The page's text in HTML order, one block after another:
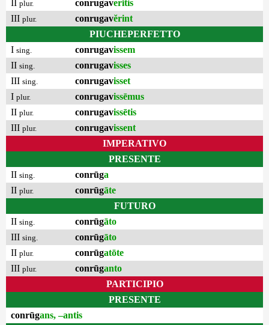
plur. conrugaverĭtis
III plur. conrugavĕrint
PIUCHEPERFETTO
I sing. conrugavissem
II sing. conrugavisses
III sing. conrugavisset
I plur. conrugavissēmus
II plur. conrugavissētis
III plur. conrugavissent
IMPERATIVO
PRESENTE
II sing. conrūga
II plur. conrūgāte
FUTURO
II sing. conrūgāto
III sing. conrūgāto
II plur. conrūgatōte
III plur. conrūganto
PARTICIPIO
PRESENTE
conrūgans, –antis